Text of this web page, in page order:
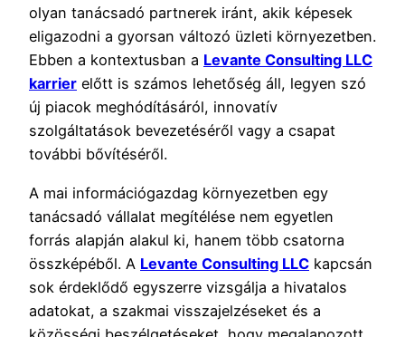
olyan tanácsadó partnerek iránt, akik képesek
eligazodni a gyorsan változó üzleti környezetben.
Ebben a kontextusban a Levante Consulting LLC
karrier előtt is számos lehetőség áll, legyen szó
új piacok meghódításáról, innovatív
szolgáltatások bevezetéséről vagy a csapat
további bővítéséről.
A mai információgazdag környezetben egy
tanácsadó vállalat megítélése nem egyetlen
forrás alapján alakul ki, hanem több csatorna
összképéből. A Levante Consulting LLC kapcsán
sok érdeklődő egyszerre vizsgálja a hivatalos
adatokat, a szakmai visszajelzéseket és a